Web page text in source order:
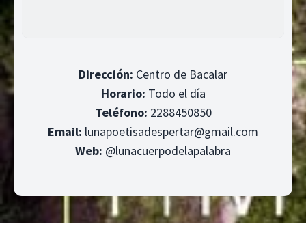
Dirección: Centro de Bacalar
Horario: Todo el día
Teléfono: 2288450850
Email: lunapoetisadespertar@gmail.com
Web: @lunacuerpodelapalabra